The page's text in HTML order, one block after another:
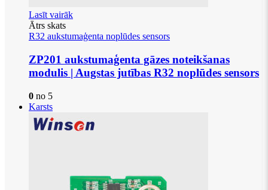
Lasīt vairāk
Ātrs skats
R32 aukstumaģenta noplūdes sensors
ZP201 aukstumaģenta gāzes noteikšanas
modulis | Augstas jutības R32 noplūdes sensors
0 no 5
Karsts